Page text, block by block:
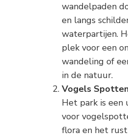
wandelpaden
en langs
waterpartijen.
plek voor een
wandeling of
in de natuur.
Vogels
Het park is
voor
flora en het